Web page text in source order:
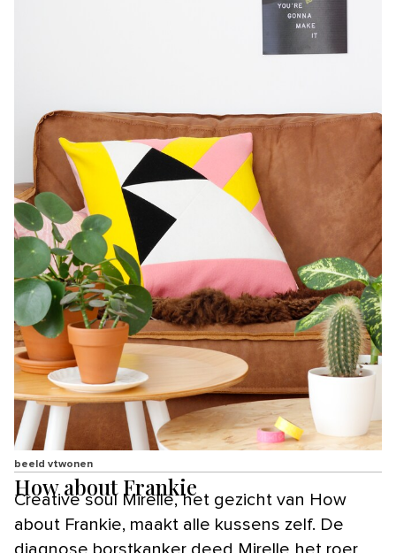
beeld vtwonen
How about Frankie
Creative soul Mirelle, het gezicht van How
about Frankie, maakt alle kussens zelf. De